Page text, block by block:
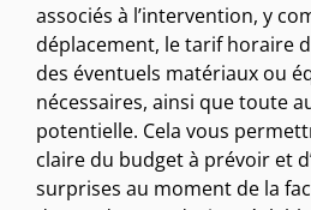
associés à l’intervention, y
déplacement, le tarif horaire
des éventuels matériaux ou
nécessaires, ainsi que toute
potentielle. Cela vous
claire du budget à prévoir et
surprises au moment de la